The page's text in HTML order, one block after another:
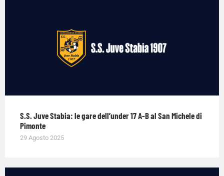
S.S. Juve Stabia: le gare dell’under 17 A-B al San Michele di
Pimonte
29 Agosto 2025